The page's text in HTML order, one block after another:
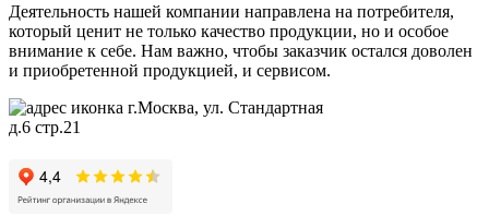
Деятельность нашей компании направлена на потребителя,
который ценит не только качество продукции, но и особое
внимание к себе. Нам важно, чтобы заказчик остался доволен
и приобретенной продукцией, и сервисом.
г.Москва, ул. Стандартная
д.6 стр.21